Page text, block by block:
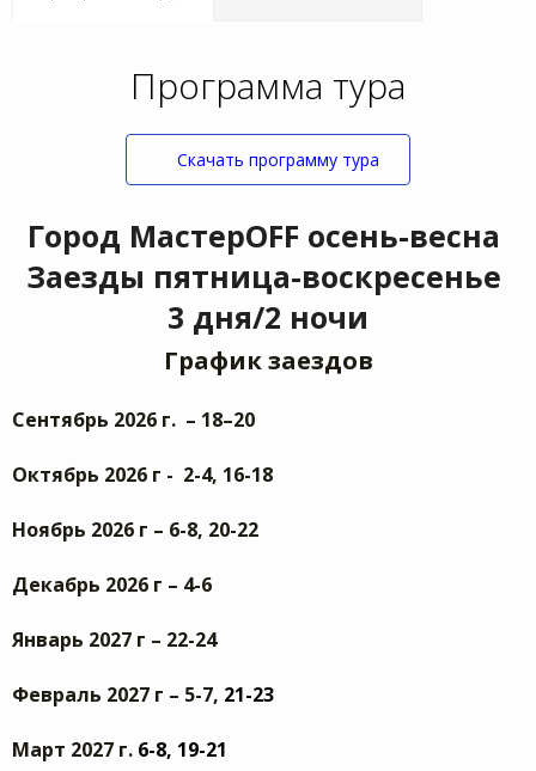
Программа тура
Скачать программу тура
Город МастерOFF осень-весна
Заезды пятница-воскресенье
3 дня/2 ночи
График заездов
Сентябрь 2026 г. – 18–20
Октябрь 2026 г - 2-4, 16-18
Ноябрь 2026 г – 6-8, 20-22
Декабрь 2026 г – 4-6
Январь 2027 г – 22-24
Февраль 2027 г – 5-7, 21-23
Март 2027 г. 6-8, 19-21